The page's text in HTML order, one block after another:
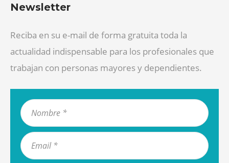
Newsletter
Reciba en su e-mail de forma gratuita toda la
actualidad indispensable para los profesionales que
trabajan con personas mayores y dependientes.